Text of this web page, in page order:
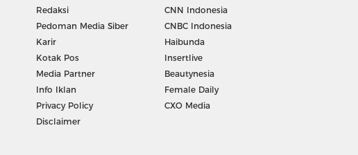
Redaksi
Pedoman Media Siber
Karir
Kotak Pos
Media Partner
Info Iklan
Privacy Policy
Disclaimer
CNN Indonesia
CNBC Indonesia
Haibunda
Insertlive
Beautynesia
Female Daily
CXO Media